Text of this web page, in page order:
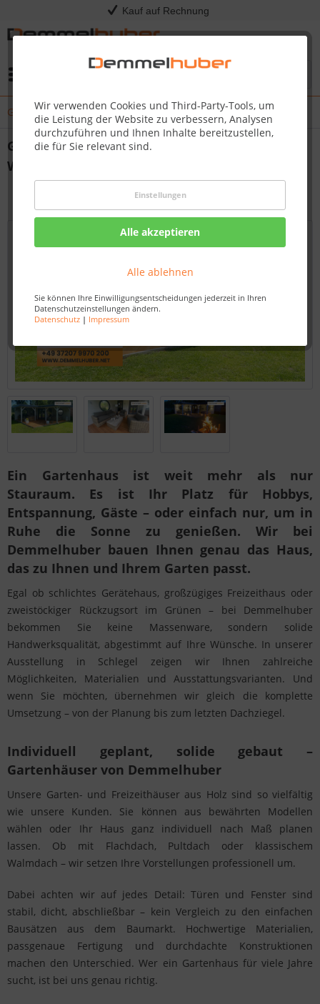
Kauf auf Rechnung
Wir verwenden Cookies und Third-Party-Tools, um
die Leistung der Website zu verbessern, Analysen
durchzuführen und Ihnen Inhalte bereitzustellen,
die für Sie relevant sind.
Einstellungen
Alle akzeptieren
Alle ablehnen
Sie können Ihre Einwilligungsentscheidungen jederzeit in Ihren
Datenschutzeinstellungen ändern.
Datenschutz| Impressum
Gartenhaus aus Holz – Ihr Rückzugsort zum Wohlfühlen
Gartenhaus aus Holz – Ihr Rückzugsort zum
Wohlfühlen
Ein Gartenhaus ist weit mehr als nur
Stauraum. Es ist Ihr Platz für Hobbys,
Entspannung, Gäste – oder einfach nur, um in
Ruhe die Sonne zu genießen. Wir bei
Demmelhuber bauen Ihnen genau das Haus,
das zu Ihnen und Ihrem Garten passt.
Egal ob schlichtes Gerätehaus, großzügiges Freizeithaus oder
zweistöckiger Rückzugsort im Grünen – bei Demmelhuber
bekommen Sie keine Massenware, sondern solide
Handwerksqualität, abgestimmt auf Ihre Wünsche. In unserer
Ausstellung in Schlegel zeigen wir Ihnen zahlreiche
Möglichkeiten, Materialien und Ausstattungsvarianten. Und
wenn Sie möchten, übernehmen wir gleich die komplette
Umsetzung – von der Planung bis zum letzten Dachziegel.
Individuell geplant, solide gebaut –
Gartenhäuser von Demmelhuber
Unsere Garten- und Freizeithäuser aus Holz sind so vielfältig
wie unsere Kunden. Sie können aus bewährten Modellen
wählen oder Ihr Haus ganz individuell nach Maß planen
lassen. Ob mit Flachdach, Pultdach oder klassischem
Walmdach – wir setzen Ihre Vorstellungen professionell um.
Dabei achten wir auf jedes Detail: Türen und Fenster sind
stabil, dicht, abschließbar – kein Vergleich zu den einfachen
Bausätzen aus dem Baumarkt. Hochwertige Materialien,
passgenaue Fertigung und durchdachte Konstruktionen
machen den Unterschied. Wer ein Gartenhaus für viele Jahre
sucht, ist bei uns genau richtig.